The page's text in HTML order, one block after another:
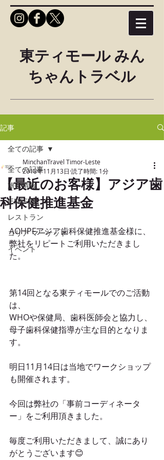
東ティモール みん
ちゃんトラベル
記事
全ての記事
旅行情報
JENESYS
レストラン
コリア マーケット
イベント
全ての記事
【最近のお客様】アジア歯
科保健推進基金
MinchanTravel Timor-Leste
2018年11月13日 読了時間: 1分
AOHPFアジア歯科保健推進基金様に、
弊社をリピートご利用いただきまし
た。
第14回となる東ティモールでのご活動
は、
WHOや保健局、歯科医師会と協力し、
母子歯科保健指導が主な目的となりま
す。
明日11月14日は当地でワークショップ
も開催されます。
今回は弊社の「事前コーディネータ
ー」をご利用頂きました。
毎度ご利用いただきまして、誠にあり
がとうございます😊